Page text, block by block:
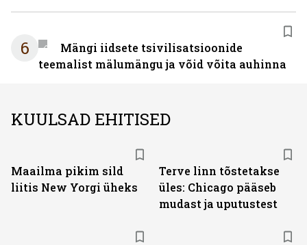
6
Mängi iidsete tsivilisatsioonide
teemalist mälumängu ja võid võita auhinna
KUULSAD EHITISED
Maailma pikim sild
liitis New Yorgi üheks
Terve linn tõstetakse
üles: Chicago pääseb
mudast ja uputustest